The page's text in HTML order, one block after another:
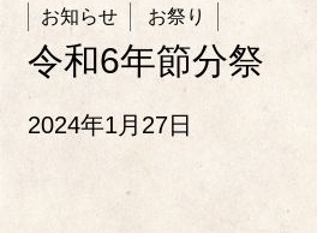
お知らせ お祭り
令和6年節分祭
2024年1月27日